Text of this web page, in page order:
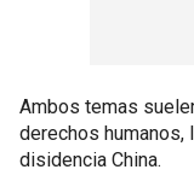
Ambos temas
derechos humanos,
disidencia China.